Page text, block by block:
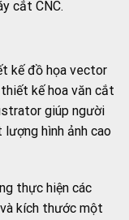
cắt CNC.
kế đồ họa vector
kế hoa văn cắt
giúp người
hình ảnh cao
thực hiện các
kích thước một